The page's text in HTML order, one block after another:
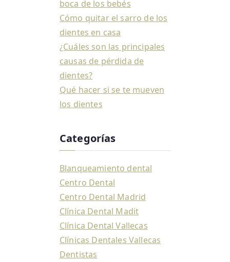
boca de los bebés
Cómo quitar el sarro de los
dientes en casa
¿Cuáles son las principales
causas de pérdida de
dientes?
Qué hacer si se te mueven
los dientes
Categorías
Blanqueamiento dental
Centro Dental
Centro Dental Madrid
Clínica Dental Madit
Clínica Dental Vallecas
Clínicas Dentales Vallecas
Dentistas